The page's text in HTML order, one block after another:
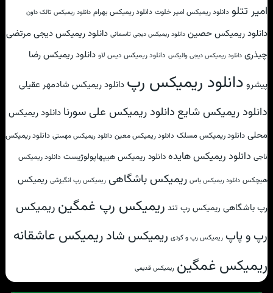
امیر تتلو دانلود ریمیکس امیر خلوت دانلود ریمیکس بهرام دانلود ریمیکس تالک داون
دانلود ریمیکس حصین دانلود ریمیکس دیجی تاسمانی دانلود ریمیکس دیجی مرتضی
چیذری دانلود ریمیکس دیجی والیکس دانلود ریمیکس دیس لاو دانلود ریمیکس رضا
پیشرو دانلود ریمیکس رپ دانلود ریمیکس شادمهر عقیلی
دانلود ریمیکس شایع دانلود ریمیکس علی سورنا دانلود ریمیکس
محلی دانلود ریمیکس مسلک دانلود ریمیکس معین دانلود ریمیکس مهستی دانلود ریمیکس
ناجی دانلود ریمیکس هایدهدانلود ریمیکس هیپهاپولوژیست دانلود ریمیکس
هیچکس دانلود ریمیکس یاس ریمیکس باشگاهی ریمیکس رپ انگیزشی ریمیکس
رپ باشگاهی ریمیکس رپ تند ریمیکس رپ غمگین ریمیکس
رپ و پاپ ریمیکس رپ و کردی ریمیکس شادریمیکس عاشقانه
ریمیکس غمگین ریمیکس قدیمی